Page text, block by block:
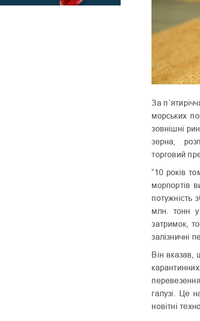
За
морських
зовнішні
зерна,
торговий
“10 років
морпортів
потужність
млн. тонн
затримок,
залізничні
Він вказав,
галузі. Це
новітні